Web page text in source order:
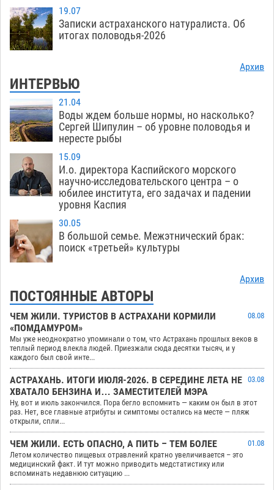
19.07
Записки астраханского натуралиста. Об
итогах половодья-2026
Архив
ИНТЕРВЬЮ
21.04
Воды ждем больше нормы, но насколько?
Сергей Шипулин – об уровне половодья и
нересте рыбы
15.09
И.о. директора Каспийского морского
научно-исследовательского центра – о
юбилее института, его задачах и падении
уровня Каспия
30.05
В большой семье. Межэтнический брак:
поиск «третьей» культуры
Архив
ПОСТОЯННЫЕ АВТОРЫ
ЧЕМ ЖИЛИ. ТУРИСТОВ В АСТРАХАНИ КОРМИЛИ
«ПОМДАМУРОМ»
08.08
Мы уже неоднократно упоминали о том, что Астрахань прошлых веков в
теплый период влекла людей. Приезжали сюда десятки тысяч, и у
каждого был свой инте...
АСТРАХАНЬ. ИТОГИ ИЮЛЯ-2026. В СЕРЕДИНЕ ЛЕТА НЕ
ХВАТАЛО БЕНЗИНА И… ЗАМЕСТИТЕЛЕЙ МЭРА
03.08
Ну, вот и июль закончился. Пора бегло вспомнить — каким он был в этот
раз. Нет, все главные атрибуты и симптомы остались на месте — пляж
открыли, спли...
ЧЕМ ЖИЛИ. ЕСТЬ ОПАСНО, А ПИТЬ – ТЕМ БОЛЕЕ
01.08
Летом количество пищевых отравлений кратно увеличивается – это
медицинский факт. И тут можно приводить медстатистику или
вспоминать недавнюю ситуацию ...